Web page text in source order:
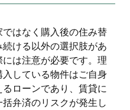
はなく購入後の住み替
ける以外の選択肢があ
は注意が必要です。理
している物件はご自身
ローンであり、賃貸に
弁済のリスクが発生し